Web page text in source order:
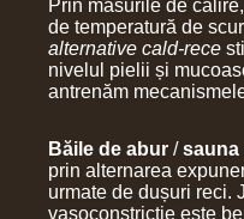
Prin măsurile de
de temperatură de
alternative cald-rece
nivelul pielii și
antrenăm
Băile de abur /sauna
prin alternarea
urmate de dușuri reci.
vasoconstricție este